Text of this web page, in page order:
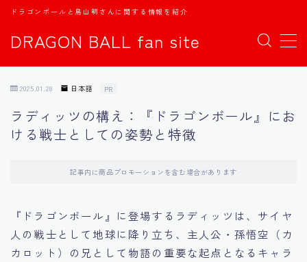
DRAGON BALL fan site
ドラゴンボールと鳥山明さんに関する情報を紹介
MENU
日本語
中文
Español
2025.01.28 日本語 PR
ラディッツの構え：『ドラゴンボール』にお
ける戦士としての姿勢と特徴
記事内に商品プロモーションを含む場合があります
『ドラゴンボール』に登場するラディッツは、サイヤ
人の戦士として地球に降り立ち、主人公・孫悟空（カ
カロット）の兄として物語の重要な起点となるキャラ